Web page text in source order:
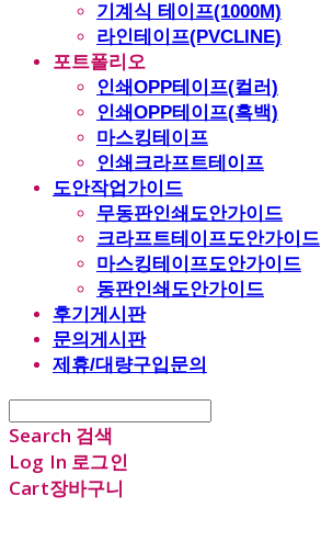
기계식 테이프(1000M)
라인테이프(PVCLINE)
포트폴리오
인쇄OPP테이프(컬러)
인쇄OPP테이프(흑백)
마스킹테이프
인쇄크라프트테이프
도안작업가이드
무동판인쇄도안가이드
크라프트테이프도안가이드
마스킹테이프도안가이드
동판인쇄도안가이드
후기게시판
문의게시판
제휴/대량구입문의
Search 검색
Log In 로그인
Cart장바구니